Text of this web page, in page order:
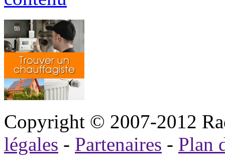
Copyright © 2007-2012
légales - Partenaires - Plan